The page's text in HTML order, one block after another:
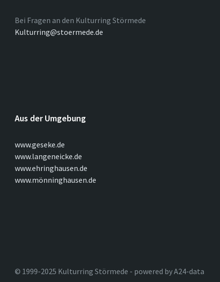
Bei Fragen an den Kulturring Störmede
Kulturring@stoermede.de
Aus der Umgebung
www.geseke.de
www.langeneicke.de
www.ehringhausen.de
www.mönninghausen.de
© 1999-2025 Kulturring Störmede - powered by A24-data